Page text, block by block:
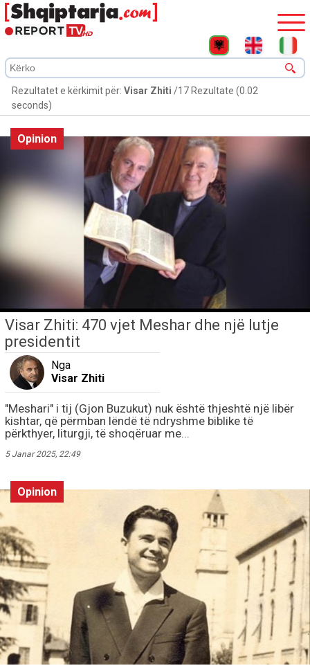
Rezultatet e kërkimit për: Visar Zhiti /17 Rezultate (0.02
seconds)
Opinion
Visar Zhiti: 470 vjet Meshar dhe një lutje
presidentit
Nga
Visar Zhiti
"Meshari" i tij (Gjon Buzukut) nuk është thjeshtë një libër
kishtar, që përmban lëndë të ndryshme biblike të
përkthyer, liturgji, të shoqëruar me...
5 Janar 2025, 22:49
Opinion